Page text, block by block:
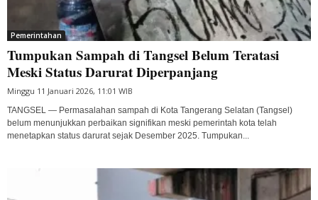
Pemerintahan
Tumpukan Sampah di Tangsel Belum Teratasi
Meski Status Darurat Diperpanjang
Minggu 11 Januari 2026, 11:01 WIB
TANGSEL — Permasalahan sampah di Kota Tangerang Selatan (Tangsel)
belum menunjukkan perbaikan signifikan meski pemerintah kota telah
menetapkan status darurat sejak Desember 2025. Tumpukan...